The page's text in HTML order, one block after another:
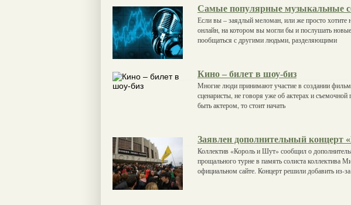
Самые популярные музыкальные
Если вы – заядлый меломан, или же просто хотите
онлайн, на котором вы могли бы и послушать
пообщаться с другими людьми, разделяющими
Кино – билет в шоу-биз
Многие люди принимают участие в создании
сценаристы, не говоря уже об актерах и
быть актером, то стоит начать
Заявлен дополнительный концерт
Коллектив «Король и Шут» сообщил о
прощального турне в память солиста коллектива
официальном сайте. Концерт решили добавить из-